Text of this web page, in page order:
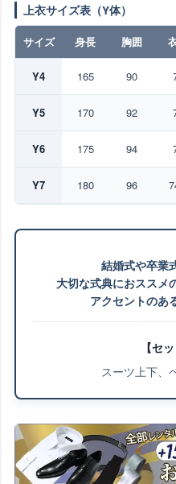
上衣サイズ表（Y体）
サイズ 身長 胸囲
Y4 165 90
Y5 170 92
Y6 175 94
Y7 180 96
結婚式や卒業
大切な式典におススメ
アクセントのあ
【セ
スーツ上下、